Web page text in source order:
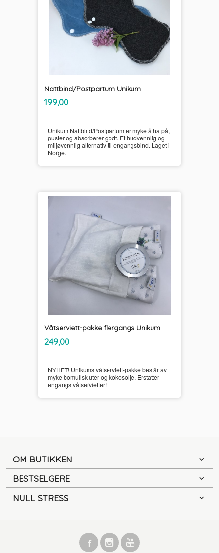
Nattbind/Postpartum Unikum
Pris
199,00mva.
Unikum Nattbind/Postpartum er myke å ha på,
puster og absorberer godt. Et hudvennlig og
miljøvennlig alternativ til engangsbind. Laget i
Norge.
Våtserviett-pakke flergangs Unikum
Pris
249,00mva.
NYHET! Unikums våtserviett-pakke består av
myke bomullskluter og kokosolje. Erstatter
engangs våtservietter!
OM BUTIKKEN
BESTSELGERE
NULL STRESS